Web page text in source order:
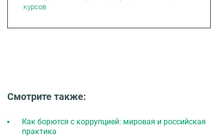
курсов
Смотрите также:
Как борются с коррупцией: мировая и российская
практика